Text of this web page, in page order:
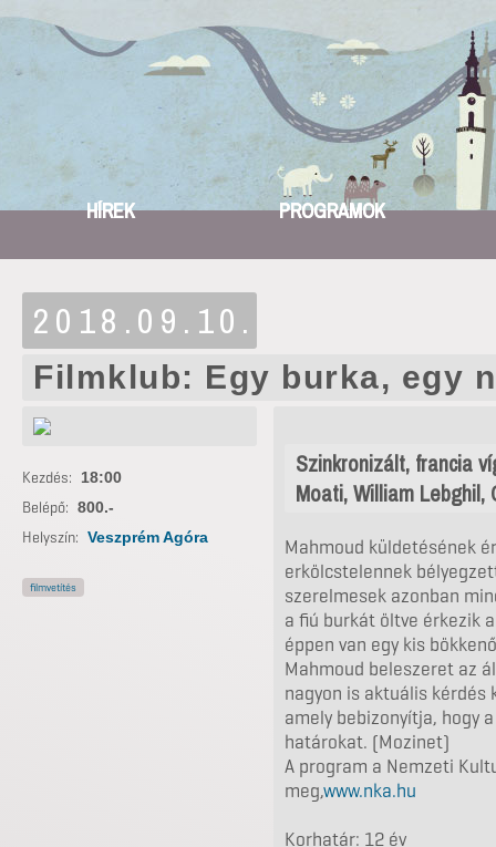
HÍREK PROGRAMOK
2018.09.10.
Filmklub: Egy burka, egy
Szinkronizált, francia
Moati, William Lebghil,
Mahmoud küldetésének
erkölcstelennek
szerelmesek azonban
a fiú burkát öltve érkezik
éppen van egy kis
Mahmoud beleszeret az
nagyon is aktuális
amely bebizonyítja, hogy
határokat. (Mozinet)
A program a Nemzeti
meg,www.nka.hu
Korhatár: 12 év
Kezdés: 18:00
Belépő: 800.-
Helyszín: Veszprém Agóra
filmvetítés